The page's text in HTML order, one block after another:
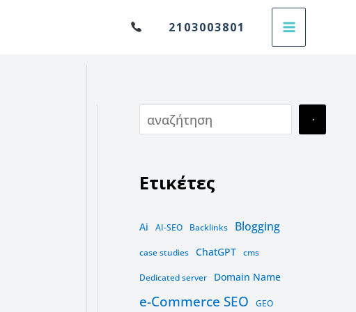
2103003801
ν
τ
σ
Ετικέτες
Ai AI-SEO Backlinks Blogging
case studies ChatGPT cms
Dedicated server Domain Name
e-Commerce SEO GEO